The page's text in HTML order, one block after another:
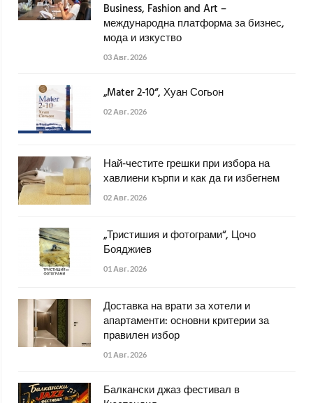
Business, Fashion and Art –
международна платформа за бизнес,
мода и изкуство
03 Авг. 2026
„Mater 2-10“, Хуан Согьон
02 Авг. 2026
Най-честите грешки при избора на
хавлиени кърпи и как да ги избегнем
02 Авг. 2026
„Тристишия и фотограми“, Цочо
Бояджиев
01 Авг. 2026
Доставка на врати за хотели и
апартаменти: основни критерии за
правилен избор
01 Авг. 2026
Балкански джаз фестивал в